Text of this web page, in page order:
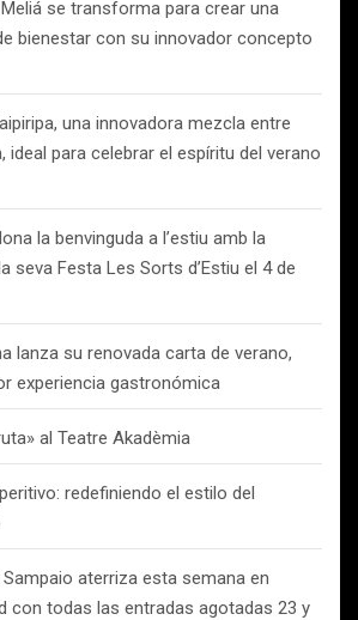
se transforma para crear una
bienestar con su innovador concepto
una innovadora mezcla entre
ideal para celebrar el espíritu del verano
la benvinguda a l’estiu amb la
seva Festa Les Sorts d’Estiu el 4 de
lanza su renovada carta de verano,
experiencia gastronómica
al Teatre Akadèmia
redefiniendo el estilo del
aterriza esta semana en
con todas las entradas agotadas 23 y